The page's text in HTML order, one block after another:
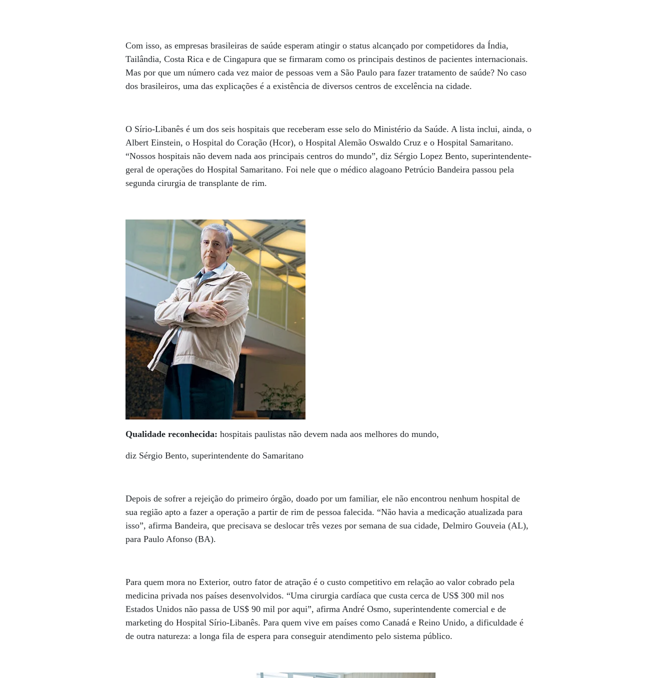
Com isso, as empresas brasileiras de saúde esperam atingir o status alcançado por competidores da Índia,
Tailândia, Costa Rica e de Cingapura que se firmaram como os principais destinos de pacientes internacionais.
Mas por que um número cada vez maior de pessoas vem a São Paulo para fazer tratamento de saúde? No caso
dos brasileiros, uma das explicações é a existência de diversos centros de excelência na cidade.
O Sírio-Libanês é um dos seis hospitais que receberam esse selo do Ministério da Saúde. A lista inclui, ainda, o
Albert Einstein, o Hospital do Coração (Hcor), o Hospital Alemão Oswaldo Cruz e o Hospital Samaritano.
“Nossos hospitais não devem nada aos principais centros do mundo”, diz Sérgio Lopez Bento, superintendente-
geral de operações do Hospital Samaritano. Foi nele que o médico alagoano Petrúcio Bandeira passou pela
segunda cirurgia de transplante de rim.
Qualidade reconhecida: hospitais paulistas não devem nada aos melhores do mundo,
diz Sérgio Bento, superintendente do Samaritano
Depois de sofrer a rejeição do primeiro órgão, doado por um familiar, ele não encontrou nenhum hospital de
sua região apto a fazer a operação a partir de rim de pessoa falecida. “Não havia a medicação atualizada para
isso”, afirma Bandeira, que precisava se deslocar três vezes por semana de sua cidade, Delmiro Gouveia (AL),
para Paulo Afonso (BA).
Para quem mora no Exterior, outro fator de atração é o custo competitivo em relação ao valor cobrado pela
medicina privada nos países desenvolvidos. “Uma cirurgia cardíaca que custa cerca de US$ 300 mil nos
Estados Unidos não passa de US$ 90 mil por aqui”, afirma André Osmo, superintendente comercial e de
marketing do Hospital Sírio-Libanês. Para quem vive em países como Canadá e Reino Unido, a dificuldade é
de outra natureza: a longa fila de espera para conseguir atendimento pelo sistema público.